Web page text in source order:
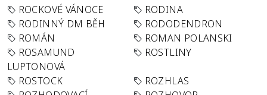
ROCKOVÉ VÁNOCE
RODINA
RODINNÝ DM BĚH
RODODENDRON
ROMÁN
ROMAN POLANSKI
ROSAMUND
LUPTONOVÁ
ROSTLINY
ROSTOCK
ROZHLAS